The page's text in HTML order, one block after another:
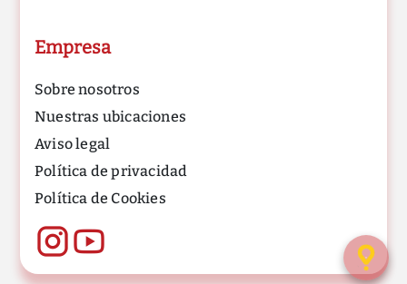
Empresa
Sobre nosotros
Nuestras ubicaciones
Aviso legal
Política de privacidad
Política de Cookies